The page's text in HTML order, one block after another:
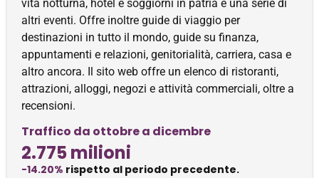
vita notturna, hotel e soggiorni in patria e una serie di
altri eventi. Offre inoltre guide di viaggio per
destinazioni in tutto il mondo, guide su finanza,
appuntamenti e relazioni, genitorialità, carriera, casa e
altro ancora. Il sito web offre un elenco di ristoranti,
attrazioni, alloggi, negozi e attività commerciali, oltre a
recensioni.
Traffico da ottobre a dicembre
2.775 milioni
-14.20% rispetto al periodo precedente.